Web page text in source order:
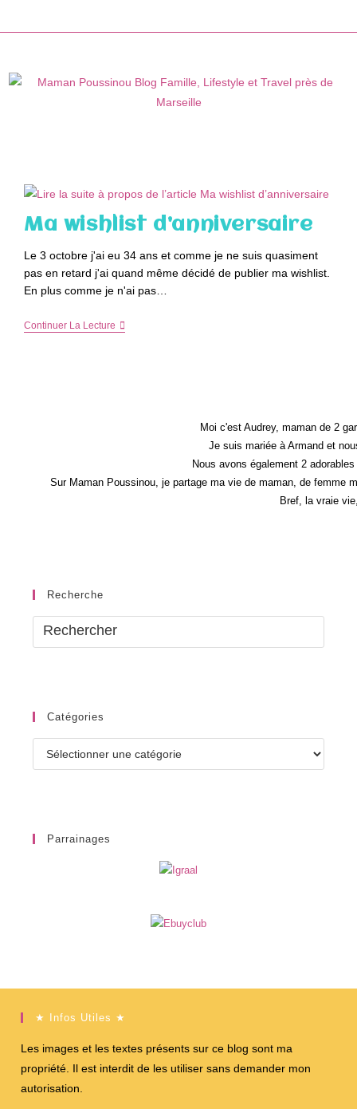
Ma wishlist d’anniversaire
Le 3 octobre j'ai eu 34 ans et comme je ne suis quasiment
pas en retard j'ai quand même décidé de publier ma wishlist.
En plus comme je n'ai pas…
Continuer La LectureMa
Moi c'est Audrey, maman de 2
Je suis mariée à Armand et
Nous avons également 2
Sur Maman Poussinou, je partage ma vie de maman, de femme
Bref, la vraie
Recherche
Catégories
Parrainages
★ Infos Utiles ★
Les images et les textes présents sur ce blog sont ma
propriété. Il est interdit de les utiliser sans demander mon
autorisation.